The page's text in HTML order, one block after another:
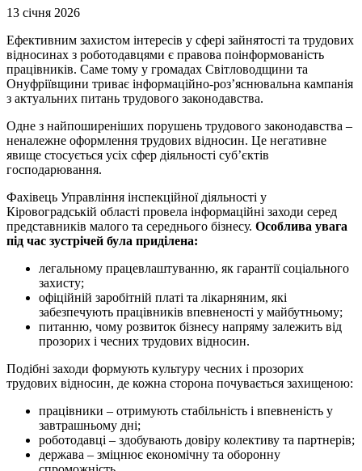
13 січня 2026
Ефективним захистом інтересів у сфері зайнятості та трудових
відносинах з роботодавцями є правова поінформованість
працівників. Саме тому у громадах Світловодщини та
Онуфріївщини триває інформаційно-роз’яснювальна кампанія
з актуальних питань трудового законодавства.
Одне з найпоширеніших порушень трудового законодавства –
неналежне оформлення трудових відносин. Це негативне
явище стосується усіх сфер діяльності суб’єктів
господарювання.
Фахівець Управління інспекційної діяльності у
Кіровоградській області провела інформаційні заходи серед
представників малого та середнього бізнесу. Особлива увага
під час зустрічей була приділена:
легальному працевлаштуванню, як гарантії соціального
захисту;
офіційній заробітній платі та лікарняним, які
забезпечують працівників впевненості у майбутньому;
питанню, чому розвиток бізнесу напряму залежить від
прозорих і чесних трудових відносин.
Подібні заходи формують культуру чесних і прозорих
трудових відносин, де кожна сторона почувається захищеною:
працівники – отримують стабільність і впевненість у
завтрашньому дні;
роботодавці – здобувають довіру колективу та партнерів;
держава – зміцнює економічну та оборонну